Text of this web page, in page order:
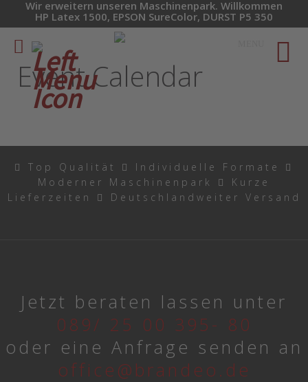
Event Calendar
Top Qualität
Individuelle Formate
Moderner Maschinenpark
Kurze
Lieferzeiten
Deutschlandweiter Versand
Jetzt beraten lassen unter
089/ 25 00 395- 80
oder eine Anfrage senden an
office@brandeo.de
Wir erweitern unseren Maschinenpark. Willkommen
HP Latex 1500, EPSON SureColor, DURST P5 350